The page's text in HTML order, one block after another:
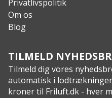
Privatlivspolitik
Om os
Blog
TILMELD
Tilmeld dig vores
automatisk i
kroner til Friluft.dk - hver